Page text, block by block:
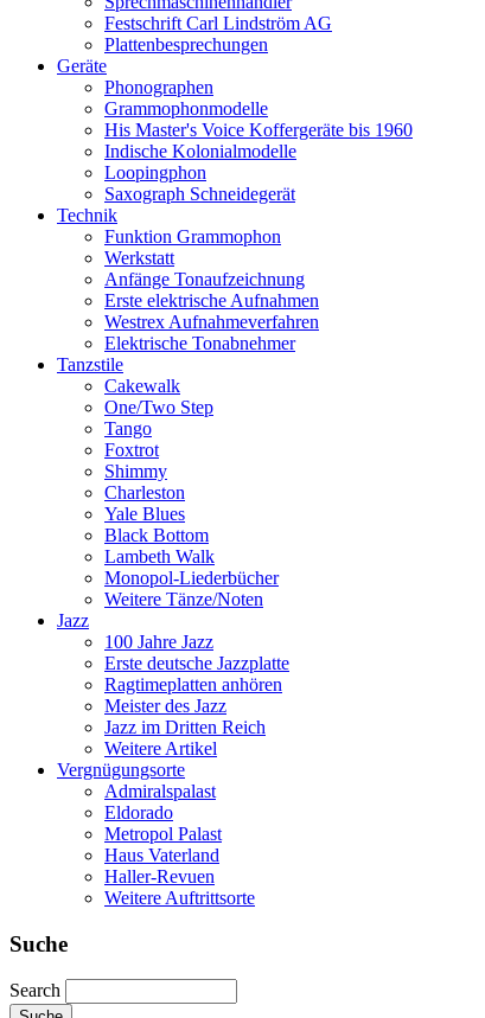
Festschrift Carl Lindström AG
Plattenbesprechungen
Geräte
Phonographen
Grammophonmodelle
His Master's Voice Koffergeräte bis 1960
Indische Kolonialmodelle
Loopingphon
Saxograph Schneidegerät
Technik
Funktion Grammophon
Werkstatt
Anfänge Tonaufzeichnung
Erste elektrische Aufnahmen
Westrex Aufnahmeverfahren
Elektrische Tonabnehmer
Tanzstile
Cakewalk
One/Two Step
Tango
Foxtrot
Shimmy
Charleston
Yale Blues
Black Bottom
Lambeth Walk
Monopol-Liederbücher
Weitere Tänze/Noten
Jazz
100 Jahre Jazz
Erste deutsche Jazzplatte
Ragtimeplatten anhören
Meister des Jazz
Jazz im Dritten Reich
Weitere Artikel
Vergnügungsorte
Admiralspalast
Eldorado
Metropol Palast
Haus Vaterland
Haller-Revuen
Weitere Auftrittsorte
Suche
Search